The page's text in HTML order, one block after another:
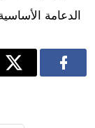
الدعامة